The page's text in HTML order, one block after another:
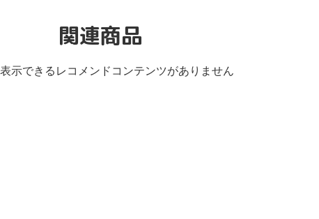
関連商品
表示できるレコメンドコンテンツがありません